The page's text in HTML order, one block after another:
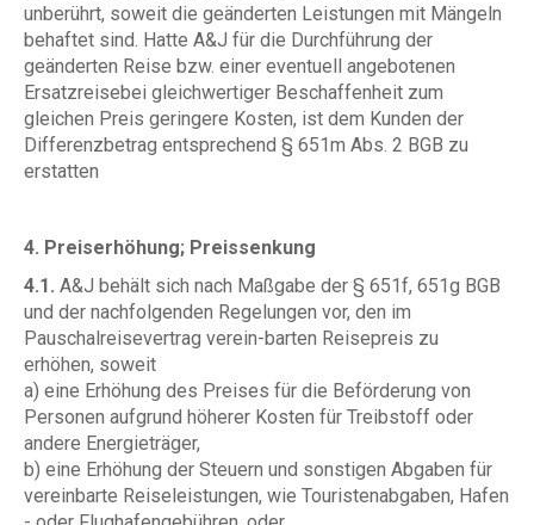
unberührt, soweit die geänderten Leistungen mit Mängeln
behaftet sind. Hatte A&J für die Durchführung der
geänderten Reise bzw. einer eventuell angebotenen
Ersatzreisebei gleichwertiger Beschaffenheit zum
gleichen Preis geringere Kosten, ist dem Kunden der
Differenzbetrag entsprechend § 651m Abs. 2 BGB zu
erstatten
4. Preiserhöhung; Preissenkung
4.1. A&J behält sich nach Maßgabe der § 651f, 651g BGB
und der nachfolgenden Regelungen vor, den im
Pauschalreisevertrag verein-barten Reisepreis zu
erhöhen, soweit
a) eine Erhöhung des Preises für die Beförderung von
Personen aufgrund höherer Kosten für Treibstoff oder
andere Energieträger,
b) eine Erhöhung der Steuern und sonstigen Abgaben für
vereinbarte Reiseleistungen, wie Touristenabgaben, Hafen